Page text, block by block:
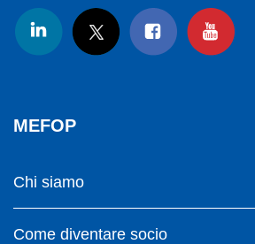
MEFOP
Chi siamo
Come diventare socio